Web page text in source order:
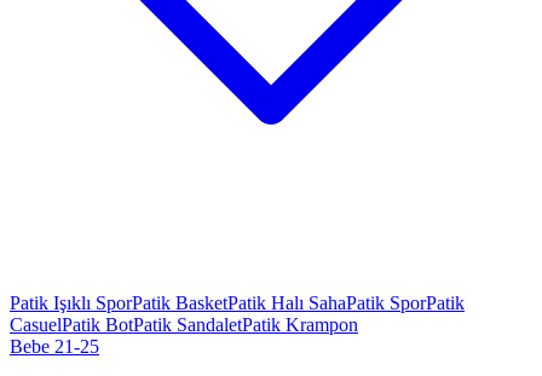
Patik Işıklı SporPatik BasketPatik Halı SahaPatik SporPatik
CasuelPatik BotPatik SandaletPatik Krampon
Bebe 21-25